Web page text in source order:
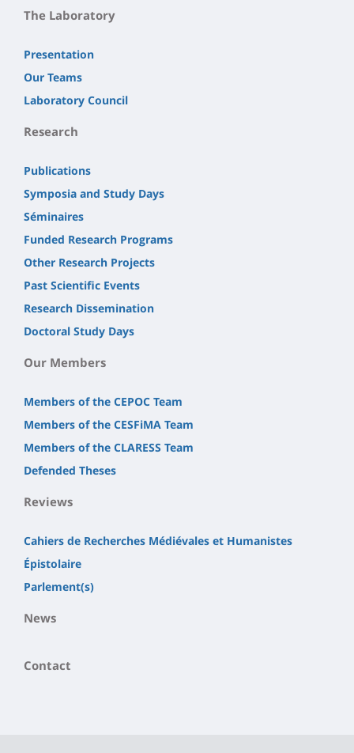
The Laboratory
Presentation
Our Teams
Laboratory Council
Research
Publications
Symposia and Study Days
Séminaires
Funded Research Programs
Other Research Projects
Past Scientific Events
Research Dissemination
Doctoral Study Days
Our Members
Members of the CEPOC Team
Members of the CESFiMA Team
Members of the CLARESS Team
Defended Theses
Reviews
Cahiers de Recherches Médiévales et Humanistes
Épistolaire
Parlement(s)
News
Contact